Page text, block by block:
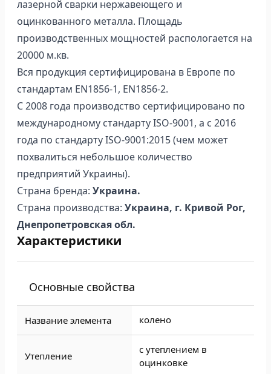
лазерной сварки нержавеющего и
оцинкованного металла. Площадь
производственных мощностей распологается на
20000 м.кв.
Вся продукция сертифицирована в Европе по
стандартам EN1856-1, EN1856-2.
С 2008 года производство сертифицировано по
международному стандарту ISO-9001, а с 2016
года по стандарту ISO-9001:2015 (чем может
похвалиться небольшое количество
предприятий Украины).
Страна бренда: Украина.
Страна производства: Украина, г. Кривой Рог,
Днепропетровская обл.
Характеристики
Основные свойства
Название элемента колено
Утепление
с утеплением в
оцинковке